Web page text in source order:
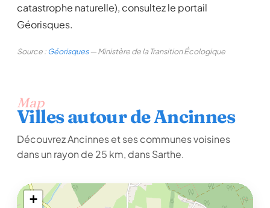
catastrophe naturelle), consultez le portail
Géorisques.
Source :Géorisques— Ministère de la Transition Écologique
Map
Villes autour de Ancinnes
Découvrez Ancinnes et ses communes voisines
dans un rayon de 25 km, dans Sarthe.
+